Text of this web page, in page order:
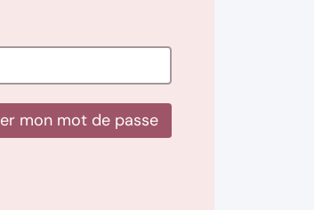
mon mot de passe